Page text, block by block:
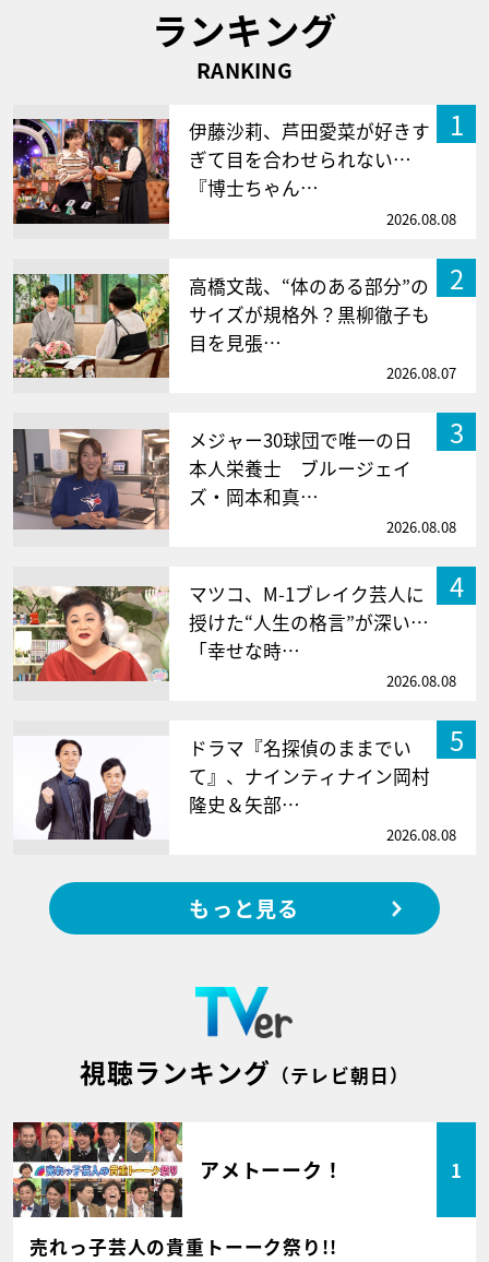
ランキング
RANKING
1
伊藤沙莉、芦田愛菜が好きす
ぎて目を合わせられない…
『博士ちゃん…
2026.08.08
2
高橋文哉、“体のある部分”の
サイズが規格外？黒柳徹子も
目を見張…
2026.08.07
3
メジャー30球団で唯一の日
本人栄養士 ブルージェイ
ズ・岡本和真…
2026.08.08
4
マツコ、M-1ブレイク芸人に
授けた“人生の格言”が深い…
「幸せな時…
2026.08.08
5
ドラマ『名探偵のままでい
て』、ナインティナイン岡村
隆史＆矢部…
2026.08.08
もっと見る
視聴ランキング （テレビ朝日）
アメトーーク！ 1
売れっ子芸人の貴重トーーク祭り!!